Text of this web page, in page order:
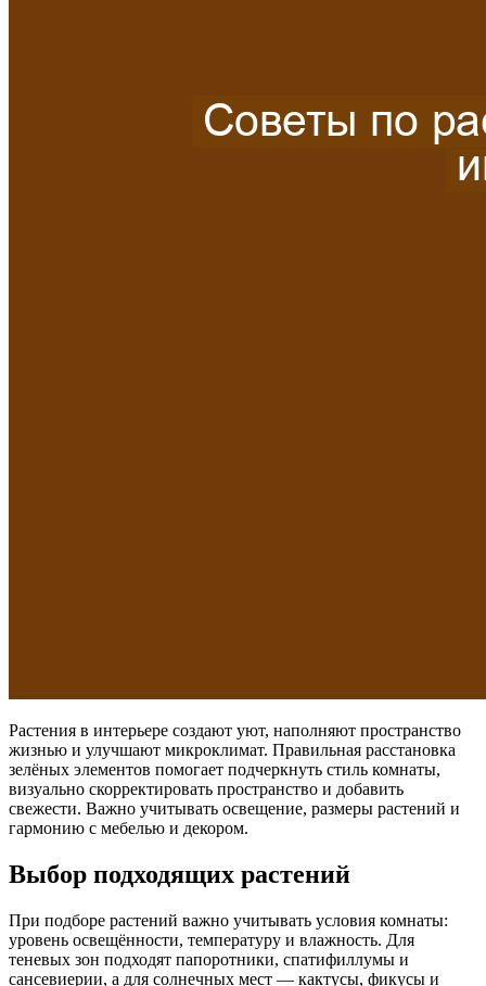
Растения в интерьере создают уют, наполняют пространство
жизнью и улучшают микроклимат. Правильная расстановка
зелёных элементов помогает подчеркнуть стиль комнаты,
визуально скорректировать пространство и добавить
свежести. Важно учитывать освещение, размеры растений и
гармонию с мебелью и декором.
Выбор подходящих растений
При подборе растений важно учитывать условия комнаты:
уровень освещённости, температуру и влажность. Для
теневых зон подходят папоротники, спатифиллумы и
сансевиерии, а для солнечных мест — кактусы, фикусы и